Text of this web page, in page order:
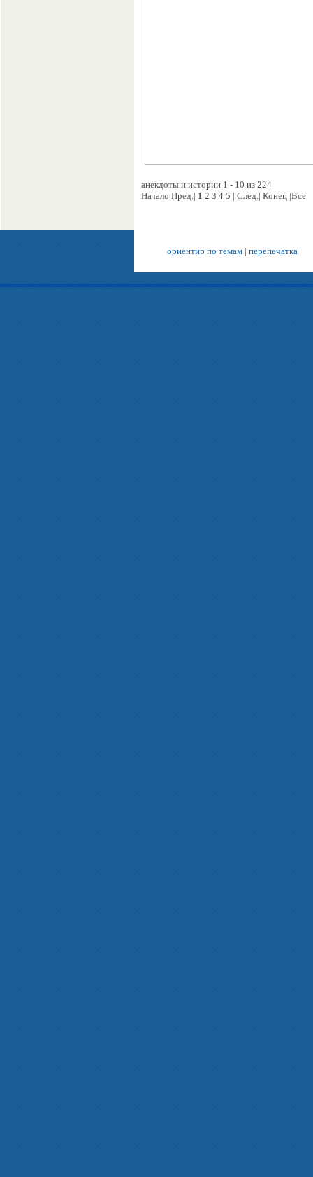
анекдоты и истории 1 - 10 из 224
Начало|Пред.| 1 2 3 4 5 | След.| Конец |Все
ориентир по темам | перепечатка